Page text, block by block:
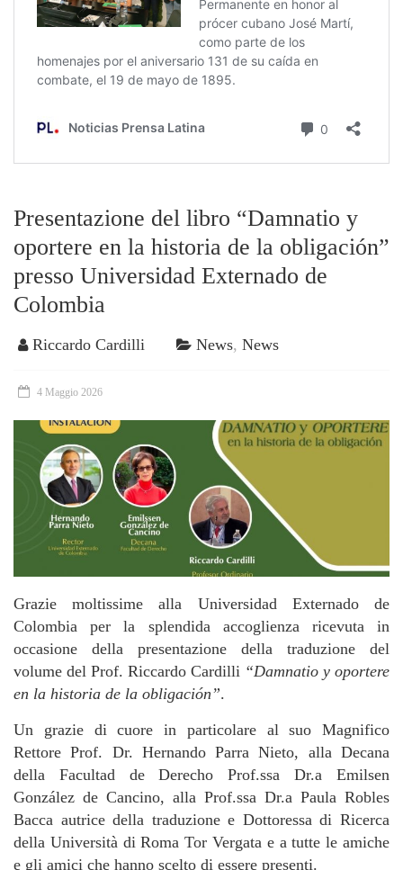
Presentazione del libro “Damnatio y
oportere en la historia de la obligación”
presso Universidad Externado de
Colombia
Riccardo Cardilli News, News
4 Maggio 2026
Grazie moltissime alla Universidad Externado de
Colombia per la splendida accoglienza ricevuta in
occasione della presentazione della traduzione del
volume del Prof. Riccardo Cardilli “Damnatio y oportere
en la historia de la obligación”.
Un grazie di cuore in particolare al suo Magnifico
Rettore Prof. Dr. Hernando Parra Nieto, alla Decana
della Facultad de Derecho Prof.ssa Dr.a Emilsen
González de Cancino, alla Prof.ssa Dr.a Paula Robles
Bacca autrice della traduzione e Dottoressa di Ricerca
della Università di Roma Tor Vergata e a tutte le amiche
e gli amici che hanno scelto di essere presenti.